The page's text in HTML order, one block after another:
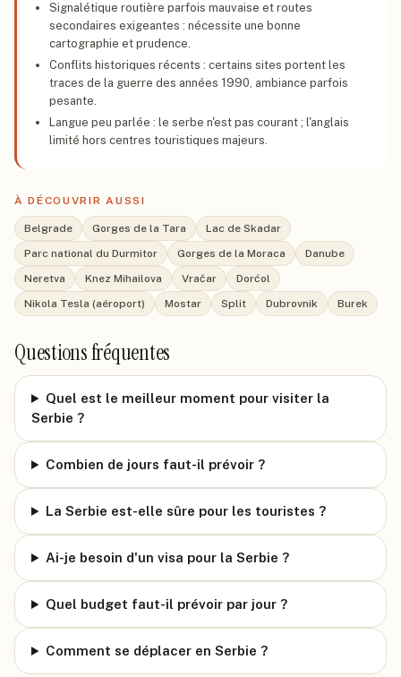
Signalétique routière parfois mauvaise et routes
secondaires exigeantes : nécessite une bonne
cartographie et prudence.
Conflits historiques récents : certains sites portent les
traces de la guerre des années 1990, ambiance parfois
pesante.
Langue peu parlée : le serbe n'est pas courant ; l'anglais
limité hors centres touristiques majeurs.
À DÉCOUVRIR AUSSI
Belgrade Gorges de la Tara
Lac de Skadar
Parc national du Durmitor
Gorges de la Moraca
Danube
Neretva
Knez Mihailova Vračar
Dorćol
Nikola Tesla (aéroport)
Mostar Split Dubrovnik Burek
Questions fréquentes
Quel est le meilleur moment pour visiter la
Serbie ?
Combien de jours faut-il prévoir ?
La Serbie est-elle sûre pour les touristes ?
Ai-je besoin d'un visa pour la Serbie ?
Quel budget faut-il prévoir par jour ?
Comment se déplacer en Serbie ?